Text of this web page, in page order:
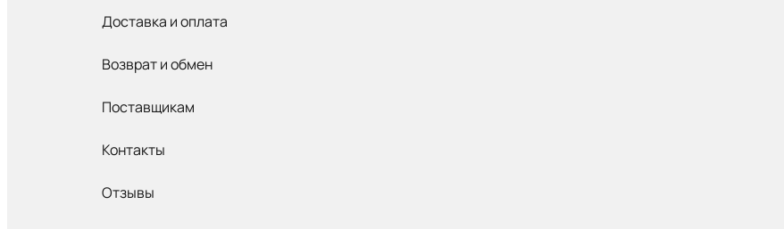
Доставка и оплата
Возврат и обмен
Поставщикам
Контакты
Отзывы